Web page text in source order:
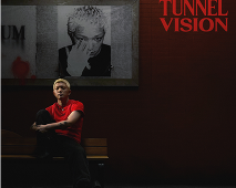
中
打
开)